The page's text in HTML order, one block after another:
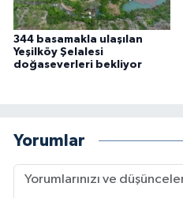
344 basamakla ulaşılan
Yeşilköy Şelalesi
doğaseverleri bekliyor
Yorumlar